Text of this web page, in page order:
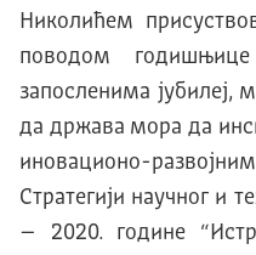
Николићем
поводом годишњице
запосленима јубилеј,
да држава мора да
иновационо-
Стратегији научног и
– 2020. године